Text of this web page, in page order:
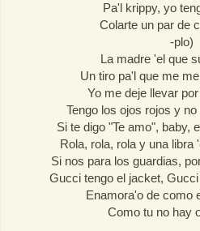
Pa'l krippy, yo
Colarte un par de
-plo)
La madre 'el que
Un tiro pa'l que me
Yo me deje llevar
Tengo los ojos rojos y
Si te digo "Te amo", baby,
Rola, rola, rola y una libra
Si nos para los guardias,
Gucci tengo el jacket,
Enamora'o de como
Como tu no hay